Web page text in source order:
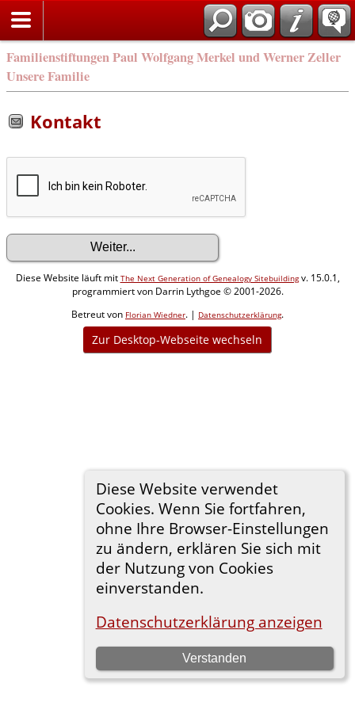
Familienstiftungen Paul Wolfgang Merkel und Werner Zeller
Unsere Familie
Diese Website verwendet
Cookies. Wenn Sie fortfahren,
ohne Ihre Browser-Einstellungen
zu ändern, erklären Sie sich mit
der Nutzung von Cookies
einverstanden.
Datenschutzerklärung anzeigen
Verstanden
Kontakt
Diese Website läuft mit The Next Generation of Genealogy Sitebuildingv. 15.0.1,
programmiert von Darrin Lythgoe © 2001-2026.
Betreut von Florian Wiedner. | Datenschutzerklärung.
Zur Desktop-Webseite wechseln